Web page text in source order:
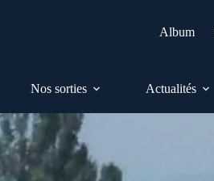
Album
Nos sorties Actualités